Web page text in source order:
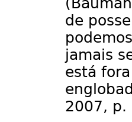
de
jamais
está
2007, p.